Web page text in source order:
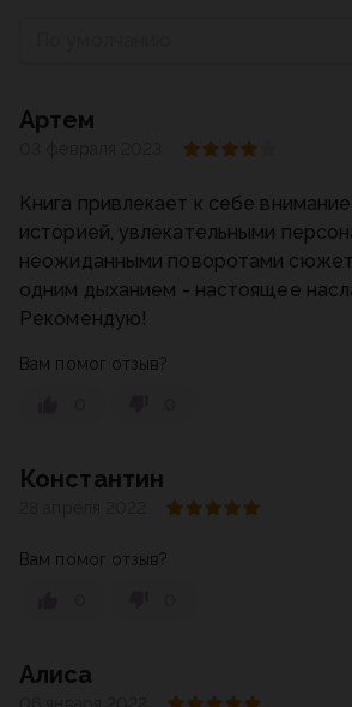
Артем
Книга привлекает к себе
историей, увлекательными
неожиданными поворотами
одним дыханием - настоящее
Рекомендую!
Вам помог отзыв?
Константин
Вам помог отзыв?
Алиса